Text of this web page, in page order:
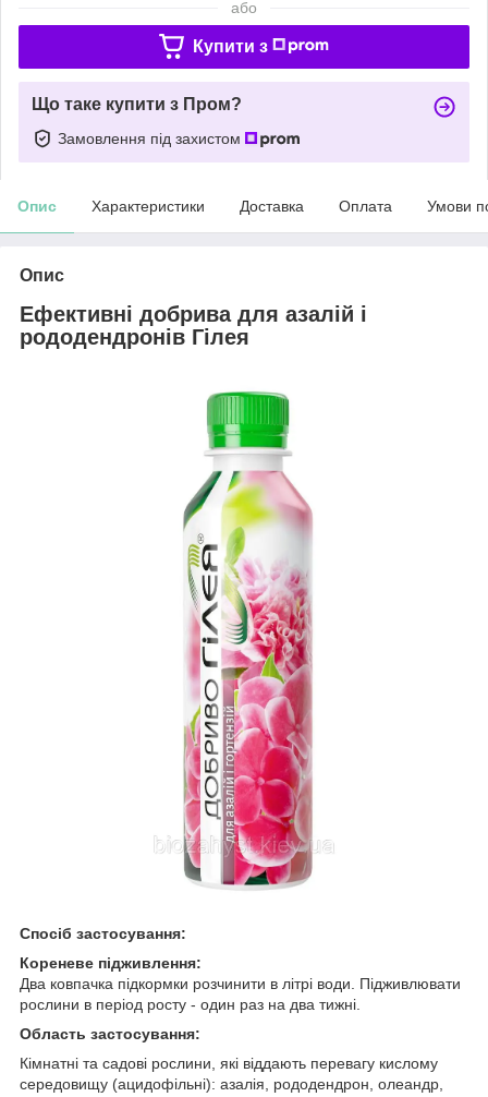
або
Купити з
Що таке купити з Пром?
Замовлення під захистом
Опис Характеристики Доставка Оплата Умови
Опис
Ефективні добрива для азалій і
рододендронів Гілея
Спосіб застосування:
Кореневе підживлення:
Два ковпачка підкормки розчинити в літрі води. Підживлювати
рослини в період росту - один раз на два тижні.
Область застосування:
Кімнатні та садові рослини, які віддають перевагу кислому
середовищу (ацидофільні): азалія, рододендрон, олеандр,